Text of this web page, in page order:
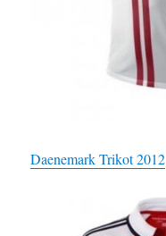
Daenemark Trikot 2012